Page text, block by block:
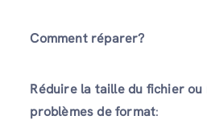
Comment réparer?
Réduire la taille du fichier
problèmes de format: